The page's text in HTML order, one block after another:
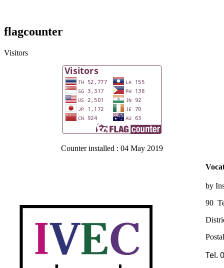
flagcounter
Visitors
Counter installed : 04 May 2019
by
90
Tel.